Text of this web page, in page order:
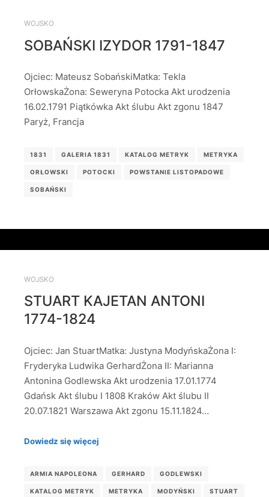
WOJSKO
SOBAŃSKI IZYDOR 1791-1847
Ojciec: Mateusz SobańskiMatka: Tekla
OrłowskaŻona: Seweryna Potocka Akt urodzenia
16.02.1791 Piątkówka Akt ślubu Akt zgonu 1847
Paryż, Francja
1831 GALERIA 1831 KATALOG METRYK METRYKA
ORŁOWSKI POTOCKI POWSTANIE LISTOPADOWE
SOBAŃSKI
WOJSKO
STUART KAJETAN ANTONI
1774-1824
Ojciec: Jan StuartMatka: Justyna ModyńskaŻona I:
Fryderyka Ludwika GerhardŻona II: Marianna
Antonina Godlewska Akt urodzenia 17.01.1774
Gdańsk Akt ślubu I 1808 Kraków Akt ślubu II
20.07.1821 Warszawa Akt zgonu 15.11.1824…
Dowiedz się więcej
ARMIA NAPOLEONA GERHARD GODLEWSKI
KATALOG METRYK METRYKA MODYŃSKI STUART